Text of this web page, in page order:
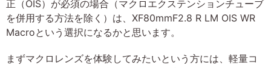
正（OIS）が必須の場合（マクロエクステンションチューブ
を併用する方法を除く）は、XF80mmF2.8 R LM OIS WR
Macroという選択になるかと思います。
まずマクロレンズを体験してみたいという方には、軽量コ